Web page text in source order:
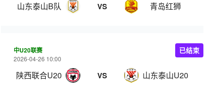
山东泰山B队 VS 青岛红狮
中U20联赛
2026-04-26 10:00
陕西联合U20 VS 山东泰山U20
已结束